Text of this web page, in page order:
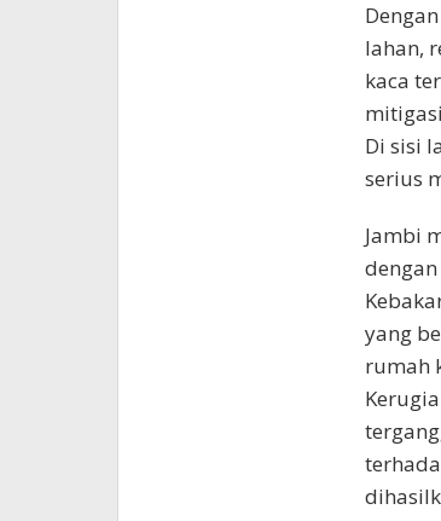
lahan,
kaca
Di sisi
serius
Jambi
yang
rumah